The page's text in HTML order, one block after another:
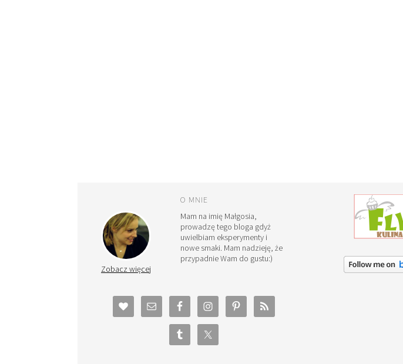
O MNIE
Mam na imię Małgosia,
prowadzę tego bloga gdyż
uwielbiam eksperymenty i
nowe smaki. Mam nadzieję, że
przypadnie Wam do gustu:)
Zobacz więcej